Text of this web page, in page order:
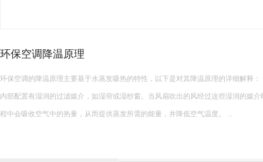
环保空调降温原理
环保空调的降温原理主要基于水蒸发吸热的特性，以下是对其降温原理的详细解释： 一、核心原理 环保空调
内部配置有湿润的过滤媒介，如湿帘或湿纱窗。当风扇吹出的风经过这些湿润的媒
程中会吸收空气中的热量，从而提供蒸发所需的能量，并降低空气温度。 ...